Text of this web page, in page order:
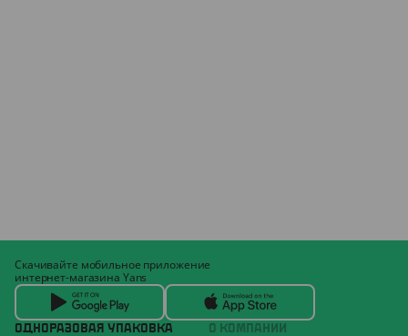
ОДНОРАЗОВАЯ УПАКОВКА О КОМПАНИИ
Скачивайте мобильное приложение
интернет-магазина Yans